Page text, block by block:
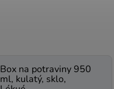
Box na potraviny 950
ml, kulatý, sklo,